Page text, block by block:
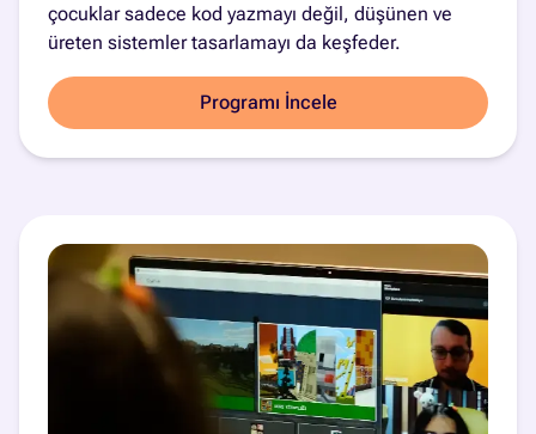
çocuklar sadece kod yazmayı değil, düşünen ve
üreten sistemler tasarlamayı da keşfeder.
Programı İncele